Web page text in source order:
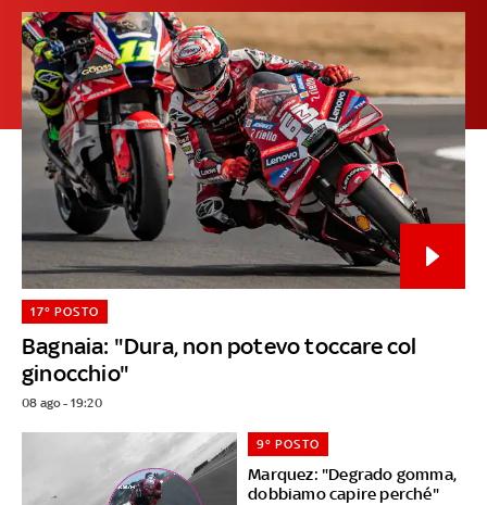
Bagnaia: "Dura, non potevo toccare col
ginocchio"
17° POSTO
08 ago - 19:20
Marquez: "Degrado gomma,
dobbiamo capire perché"
9° POSTO